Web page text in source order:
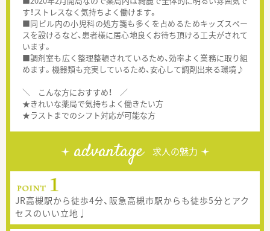
す！ストレスなく気持ちよく働けます。
■同ビル内の小児科の処方箋も多くを占めるためキッズスペー
スを設けるなど、患者様に居心地良くお待ち頂ける工夫がされて
います。
■調剤室も広く整理整頓されているため、効率よく業務に取り組
めます。機器類も充実しているため、安心して調剤出来る環境♪
＼ こんな方におすすめ！ ／
★きれいな薬局で気持ちよく働きたい方
★ラストまでのシフト対応が可能な方
advantage 求人の魅力
JR高槻駅から徒歩4分、阪急高槻市駅からも徒歩5分とアク
セスのいい立地♩